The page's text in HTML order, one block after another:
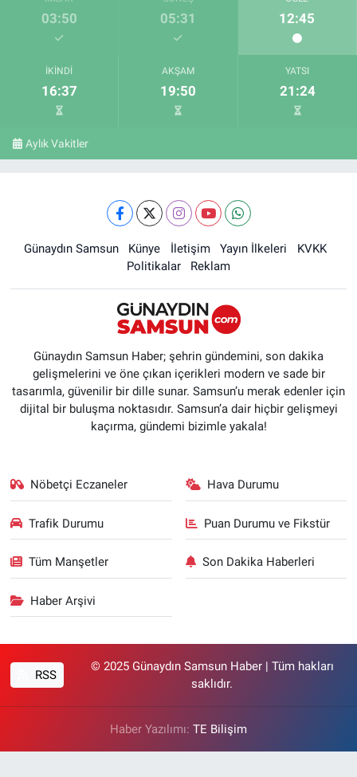
03:50 05:31 12:45
İKINDI
16:37
AKŞAM
19:50
YATSI
21:24
Aylık Vakitler
Günaydın Samsun Künye İletişim Yayın İlkeleri
KVKK
Politikalar
Reklam
Günaydın Samsun Haber; şehrin gündemini, son dakika
gelişmelerini ve öne çıkan içerikleri modern ve sade bir
tasarımla, güvenilir bir dille sunar. Samsun’u merak edenler için
dijital bir buluşma noktasıdır. Samsun’a dair hiçbir gelişmeyi
kaçırma, gündemi bizimle yakala!
Nöbetçi Eczaneler Hava Durumu
Trafik Durumu Puan Durumu ve Fikstür
Tüm Manşetler Son Dakika Haberleri
Haber Arşivi
RSS
© 2025 Günaydın Samsun Haber | Tüm hakları
saklıdır.
Haber Yazılımı: TE Bilişim